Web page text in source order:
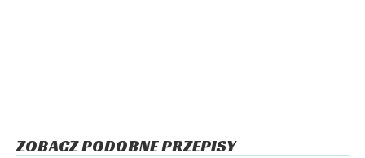
ZOBACZ PODOBNE PRZEPISY